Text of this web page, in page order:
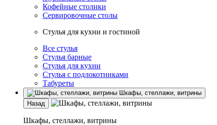
Кофейные столики
Сервировочные столы
Стулья для кухни и гостиной
Все стулья
Стулья барные
Стулья для кухни
Стулья с подлокотниками
Табуреты
Шкафы, стеллажи, витрины
Назад
Шкафы, стеллажи, витрины